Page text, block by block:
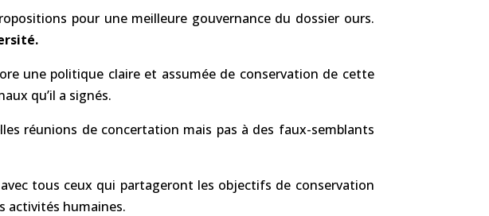
pour une meilleure gouvernance du dossier ours.
une politique claire et assumée de conservation de cette
qu’il a signés.
réunions de concertation mais pas à des faux-semblants
tous ceux qui partageront les objectifs de conservation
activités humaines.